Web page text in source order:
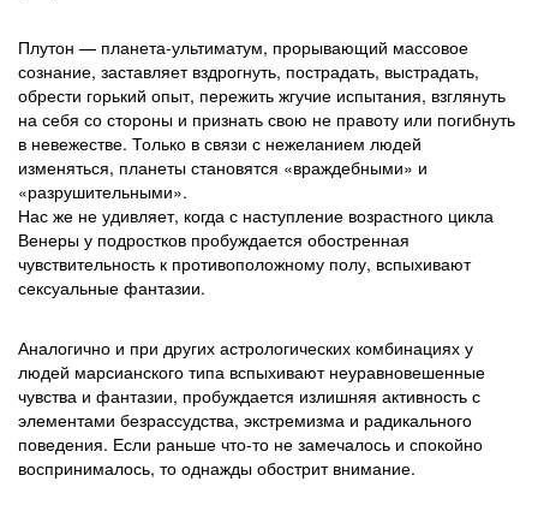
Плутон — планета-ультиматум, прорывающий массовое
сознание, заставляет вздрогнуть, пострадать, выстрадать,
обрести горький опыт, пережить жгучие испытания, взглянуть
на себя со стороны и признать свою не правоту или погибнуть
в невежестве. Только в связи с нежеланием людей
изменяться, планеты становятся «враждебными» и
«разрушительными».
Нас же не удивляет, когда с наступление возрастного цикла
Венеры у подростков пробуждается обостренная
чувствительность к противоположному полу, вспыхивают
сексуальные фантазии.
Аналогично и при других астрологических комбинациях у
людей марсианского типа вспыхивают неуравновешенные
чувства и фантазии, пробуждается излишняя активность с
элементами безрассудства, экстремизма и радикального
поведения. Если раньше что-то не замечалось и спокойно
воспринималось, то однажды обострит внимание.